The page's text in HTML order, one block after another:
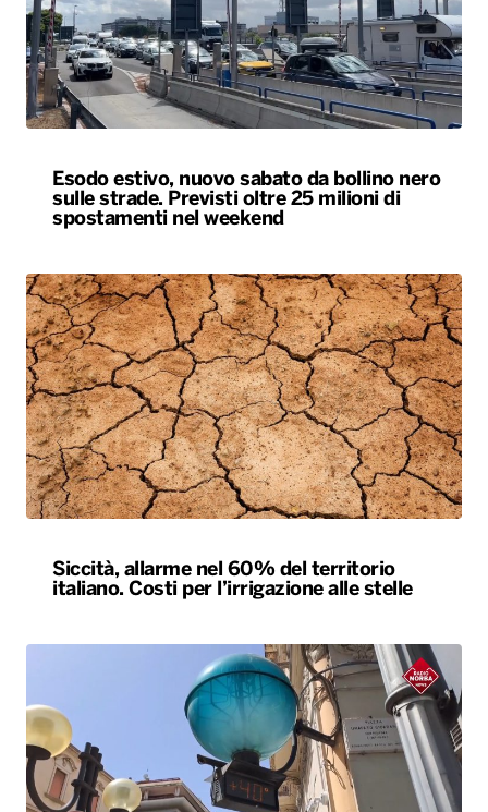
Esodo estivo, nuovo sabato da bollino nero
sulle strade. Previsti oltre 25 milioni di
spostamenti nel weekend
Siccità, allarme nel 60% del territorio
italiano. Costi per l’irrigazione alle stelle